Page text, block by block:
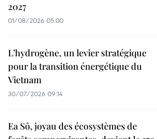
2027
01/08/2026 05:00
L’hydrogène, un levier stratégique
pour la transition énergétique du
Vietnam
30/07/2026 09:14
Ea Sô, joyau des écosystèmes de